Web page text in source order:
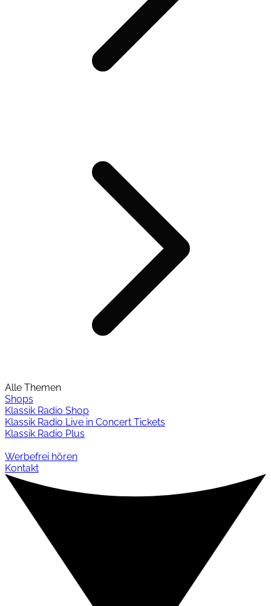
Alle Themen
Shops
Klassik Radio Shop
Klassik Radio Live in Concert Tickets
Klassik Radio Plus
Werbefrei hören
Kontakt